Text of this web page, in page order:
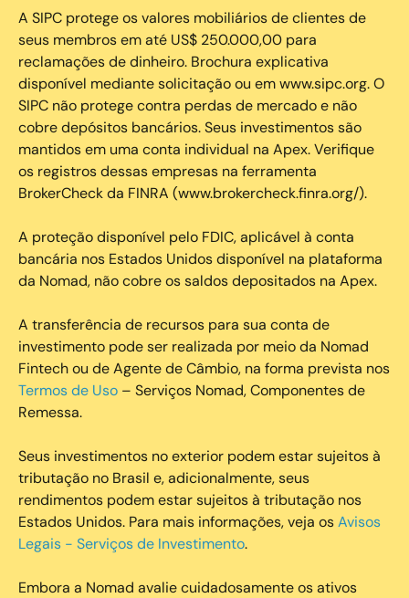
A SIPC protege os valores mobiliários de clientes de
seus membros em até US$ 250.000,00 para
reclamações de dinheiro. Brochura explicativa
disponível mediante solicitação ou em www.sipc.org. O
SIPC não protege contra perdas de mercado e não
cobre depósitos bancários. Seus investimentos são
mantidos em uma conta individual na Apex. Verifique
os registros dessas empresas na ferramenta
BrokerCheck da FINRA (www.brokercheck.finra.org/).
A proteção disponível pelo FDIC, aplicável à conta
bancária nos Estados Unidos disponível na plataforma
da Nomad, não cobre os saldos depositados na Apex.
A transferência de recursos para sua conta de
investimento pode ser realizada por meio da Nomad
Fintech ou de Agente de Câmbio, na forma prevista nos
Termos de Uso – Serviços Nomad, Componentes de
Remessa.
Seus investimentos no exterior podem estar sujeitos à
tributação no Brasil e, adicionalmente, seus
rendimentos podem estar sujeitos à tributação nos
Estados Unidos. Para mais informações, veja osAvisos
Legais - Serviços de Investimento.
Embora a Nomad avalie cuidadosamente os ativos